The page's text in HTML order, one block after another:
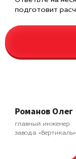
подготовит
Романов Олег
главный инженер
завода «Вертикаль»